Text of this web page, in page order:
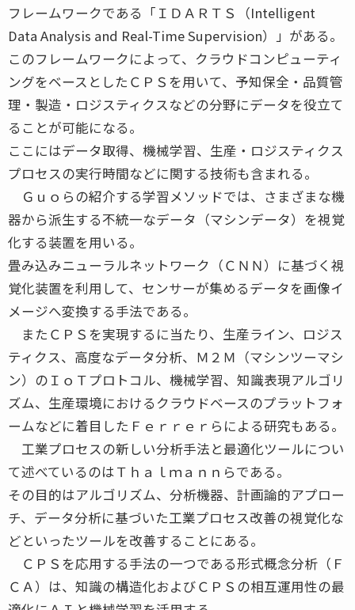
フレームワークである「ＩＤＡＲＴＳ（Intelligent
Data Analysis and Real-Time Supervision）」がある。
このフレームワークによって、クラウドコンピューティ
ングをベースとしたＣＰＳを用いて、予知保全・品質管
理・製造・ロジスティクスなどの分野にデータを役立て
ることが可能になる。
ここにはデータ取得、機械学習、生産・ロジスティクス
プロセスの実行時間などに関する技術も含まれる。
Ｇｕｏらの紹介する学習メソッドでは、さまざまな機
器から派生する不統一なデータ（マシンデータ）を視覚
化する装置を用いる。
畳み込みニューラルネットワーク（ＣＮＮ）に基づく視
覚化装置を利用して、センサーが集めるデータを画像イ
メージへ変換する手法である。
またＣＰＳを実現するに当たり、生産ライン、ロジス
ティクス、高度なデータ分析、Ｍ２Ｍ（マシンツーマシ
ン）のＩｏＴプロトコル、機械学習、知識表現アルゴリ
ズム、生産環境におけるクラウドベースのプラットフォ
ームなどに着目したＦｅｒｒｅｒらによる研究もある。
工業プロセスの新しい分析手法と最適化ツールについ
て述べているのはＴｈａｌｍａｎｎらである。
その目的はアルゴリズム、分析機器、計画論的アプロー
チ、データ分析に基づいた工業プロセス改善の視覚化な
どといったツールを改善することにある。
ＣＰＳを応用する手法の一つである形式概念分析（Ｆ
ＣＡ）は、知識の構造化およびＣＰＳの相互運用性の最